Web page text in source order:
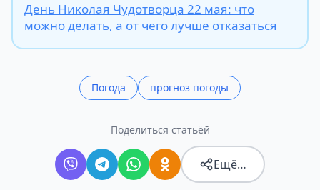
День Николая Чудотворца 22 мая: что
можно делать, а от чего лучше отказаться
Погода прогноз погоды
Поделиться статьёй
Ещё…